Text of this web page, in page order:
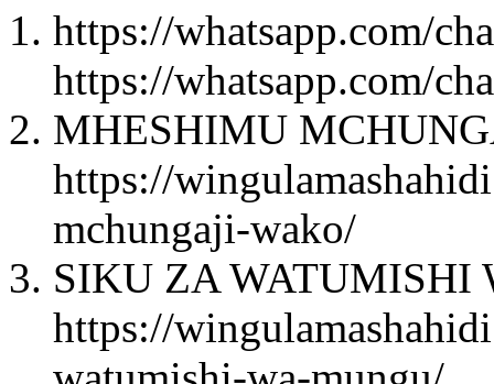
https://whatsapp.com/
https://whatsapp.com/
MHESHIMU
https://
mchungaji-wako/
SIKU ZA WATUMISHI
https://